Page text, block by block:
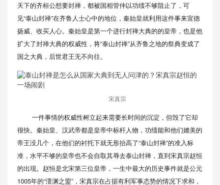
天下的齐桓公想要封禅，都被国相管仲以功绩不够阻止了，可
见“泰山封禅”在齐鲁人士心中的地位，秦始皇就利用这件事来宣德
扬威、收买人心。秦始皇是第一个进行封禅大典的的皇帝，也是他
扩大了封禅大典的权威性，将“泰山封禅”从齐鲁之地的祭典变成了
国之大典，后世君王无不向往。
宋真宗
一件事情的权威性树立起来需要长时间的沉淀，但毁了它却
很快。秦始皇、汉武帝都是皇帝中标杆人物，功绩能和他们媲美的
帝王没几个，在他们的衬托下就无形抬高了“泰山封禅”的准入标
准，水平不够的皇帝也不会自取其辱去泰山封禅，直到宋真宗赵恒
的出现。赵恒是北宋第三位皇帝，一生中最大的历史事件就是公元
1005年的“澶渊之盟”，宋真宗在占据有利军事态势的情况下求和，